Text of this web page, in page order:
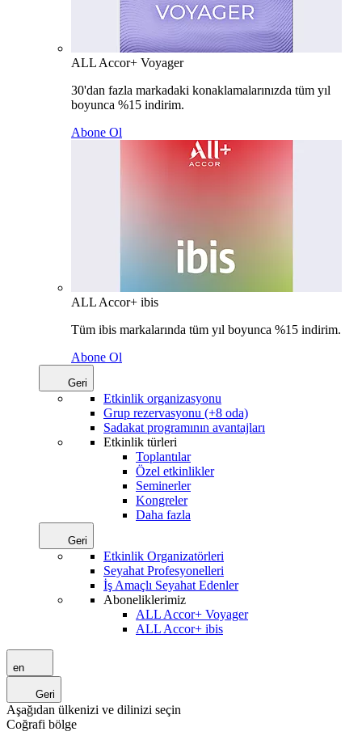
ALL Accor+ Voyager
30'dan fazla markadaki konaklamalarınızda tüm yıl
boyunca %15 indirim.
Abone Ol
ALL Accor+ ibis
Tüm ibis markalarında tüm yıl boyunca %15 indirim.
Abone Ol
Geri
Etkinlik organizasyonu
Grup rezervasyonu (+8 oda)
Sadakat programının avantajları
Etkinlik türleri
Toplantılar
Özel etkinlikler
Seminerler
Kongreler
Daha fazla
Geri
Etkinlik Organizatörleri
Seyahat Profesyonelleri
İş Amaçlı Seyahat Edenler
Aboneliklerimiz
ALL Accor+ Voyager
ALL Accor+ ibis
en
Geri
Aşağıdan ülkenizi ve dilinizi seçin
Coğrafi bölge